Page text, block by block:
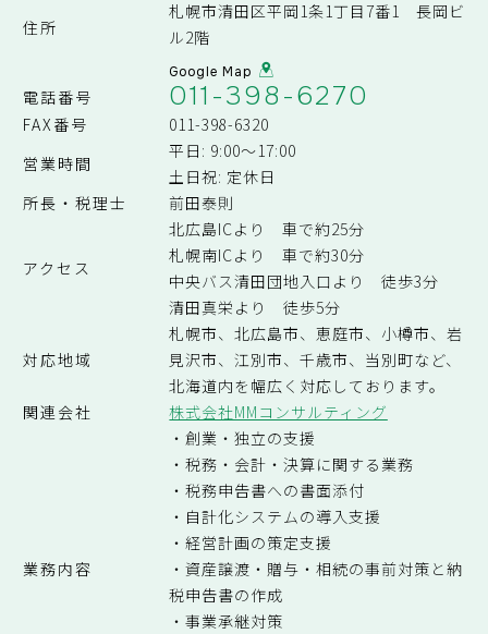
住所
札幌市清田区平岡1条1丁目7番1 長岡ビ
ル2階
Google Map
電話番号 011-398-6270
FAX番号
011-398-6320
営業時間
平日: 9:00～17:00
土日祝: 定休日
所長・税理士
前田泰則
アクセス
北広島ICより 車で約25分
札幌南ICより 車で約30分
中央バス清田団地入口より 徒歩3分
清田真栄より 徒歩5分
対応地域
札幌市、北広島市、恵庭市、小樽市、岩
見沢市、江別市、千歳市、当別町など、
北海道内を幅広く対応しております。
関連会社
株式会社MMコンサルティング
業務内容
・創業・独立の支援
・税務・会計・決算に関する業務
・税務申告書への書面添付
・自計化システムの導入支援
・経営計画の策定支援
・資産譲渡・贈与・相続の事前対策と納
税申告書の作成
・事業承継対策